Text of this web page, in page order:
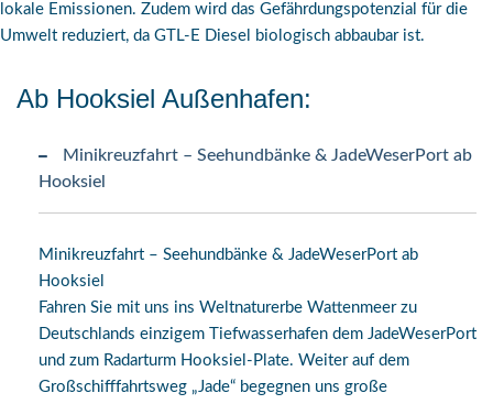
lokale Emissionen. Zudem wird das Gefährdungspotenzial für die
Umwelt reduziert, da GTL-E Diesel biologisch abbaubar ist.
Ab Hooksiel Außenhafen:
Minikreuzfahrt – Seehundbänke & JadeWeserPort ab
Hooksiel
Minikreuzfahrt – Seehundbänke & JadeWeserPort ab
Hooksiel
Fahren Sie mit uns ins Weltnaturerbe Wattenmeer zu
Deutschlands einzigem Tiefwasserhafen dem JadeWeserPort
und zum Radarturm Hooksiel-Plate. Weiter auf dem
Großschifffahrtsweg „Jade“ begegnen uns große